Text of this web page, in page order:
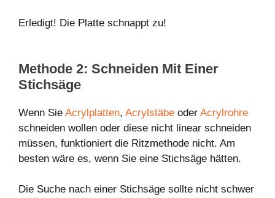
Erledigt! Die Platte schnappt zu!
Methode 2: Schneiden Mit Einer
Stichsäge
Wenn Sie Acrylplatten, Acrylstäbe oder Acrylrohre
schneiden wollen oder diese nicht linear schneiden
müssen, funktioniert die Ritzmethode nicht. Am
besten wäre es, wenn Sie eine Stichsäge hätten.
Die Suche nach einer Stichsäge sollte nicht schwer